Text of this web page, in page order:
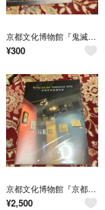
京都文化博物館『鬼滅の刃 全集中展刀鍛冶の里・柱稽古編』パンフレット他
¥300
京都文化博物館『京都府新鋭選抜展』図録
¥2,500